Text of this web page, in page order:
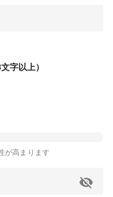
字以上）
が高まります